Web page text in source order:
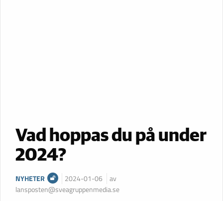
Vad hoppas du på under
2024?
NYHETER 2024-01-06
av
lansposten@sveagruppenmedia.se